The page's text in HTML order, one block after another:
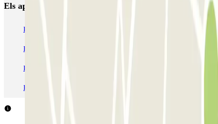
Els aparcaments
Pàrquing a Barcelona
Pàrquing a Aeroport de Barcelona-El Prat (BCN)
Pàrquing T1 AENA Aeropuerto Barcelona-El Prat
Pàrquing a Madrid